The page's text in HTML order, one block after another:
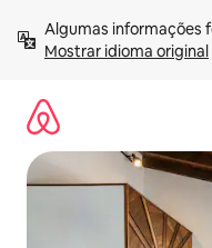
para
Mostrar idioma original